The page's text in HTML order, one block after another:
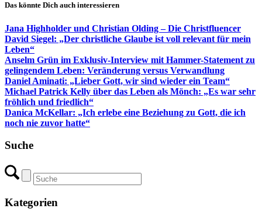
Das könnte Dich auch interessieren
Jana Highholder und Christian Olding – Die Christfluencer
David Siegel: „Der christliche Glaube ist voll relevant für mein
Leben“
Anselm Grün im Exklusiv-Interview mit Hammer-Statement zu
gelingendem Leben: Veränderung versus Verwandlung
Daniel Aminati: „Lieber Gott, wir sind wieder ein Team“
Michael Patrick Kelly über das Leben als Mönch: „Es war sehr
fröhlich und friedlich“
Danica McKellar: „Ich erlebe eine Beziehung zu Gott, die ich
noch nie zuvor hatte“
Suche
Kategorien